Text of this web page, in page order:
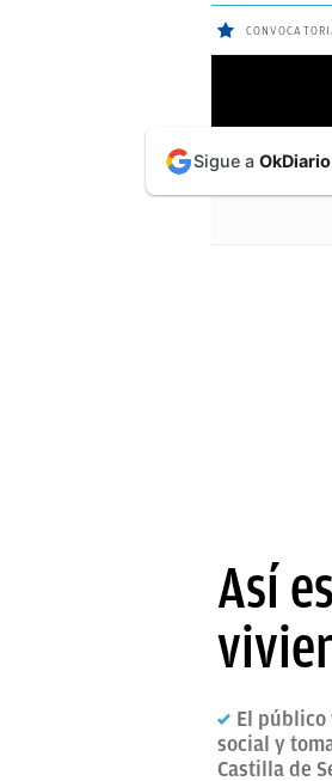
ÚLTIMAS
NOTICIAS
PAPARAZZI
OKDIARIO
Así
El público
social y
Castilla de
Sigue a OkDiario